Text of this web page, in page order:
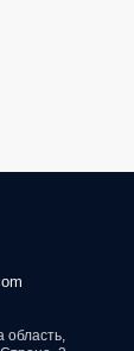
область,